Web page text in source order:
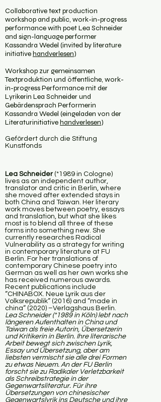
Collaborative text production
workshop and public, work-in-progress
performance with poet Lea Schneider
and sign-language performer
Kassandra Wedel (invited by literature
initiativehandverlesen)
Workshop zur gemeinsamen
Textproduktion und öffentliche, work-
in-progress Performance mit der
Lyrikerin Lea Schneider und
Gebärdensprach Performerin
Kassandra Wedel (eingeladen von der
Literaturinitiativehandverlesen)
​Gefördert durch die Stiftung
Kunstfonds
Lea Schneider (*1989 in Cologne)
lives as an independent author,
translator and critic in Berlin, where
she moved after extended stays in
both China and Taiwan. Her literary
work moves between poetry, essays
and translation, but what she likes
most is to blend all three of these
forms into something new. She
currently researches Radical
Vulnerability as a strategy for writing
in contemporary literature at FU
Berlin. For her translations of
contemporary Chinese poetry into
German as well as her own works she
has received numerous awards.
Recent publications include
“CHINABOX. Neue Lyrik aus der
Volksrepublik“ (2016) and “made in
china“ (2020) –Verlagshaus Berlin.
Lea Schneider (*1989in Köln) lebt nach
längeren Aufenthalten in China und
Taiwan als freie Autorin, Übersetzerin
und Kritikerin in Berlin. Ihre literarische
Arbeit bewegt sich zwischen Lyrik,
Essay und Übersetzung, aber am
liebsten vermischt sie alle drei Formen
zu etwas Neuem. An der FU Berlin
forscht sie zu Radikaler Verletzbarkeit
als Schreibstrategie in der
Gegenwartsliteratur. Für ihre
Übersetzungen von chinesischer
Gegenwartslyrik ins Deutsche und ihre